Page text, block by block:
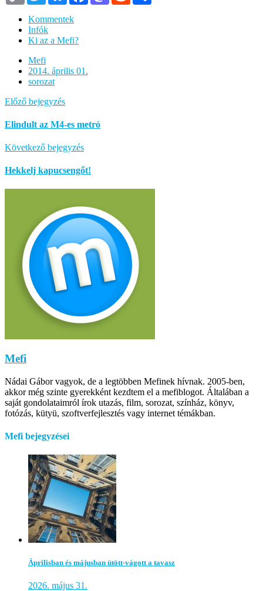
Kommentek
Infók
Ki az a Mefi?
Mefi
2014. április 01.
sorozat
Előző bejegyzés
Elindult az M4-es metró
Következő bejegyzés
Hekkelj kapucsengőt!
Mefi
Nádai Gábor vagyok, de a legtöbben Mefinek hívnak. 2005-ben,
akkor még szinte gyerekként kezdtem el a mefiblogot. Általában a
saját gondolataimról írok utazás, film, sorozat, színház, könyv,
fotózás, kütyü, szoftverfejlesztés vagy internet témákban.
Mefi bejegyzései
Áprilisban és májusban ütött-vágott a tavasz
2026. május 31.